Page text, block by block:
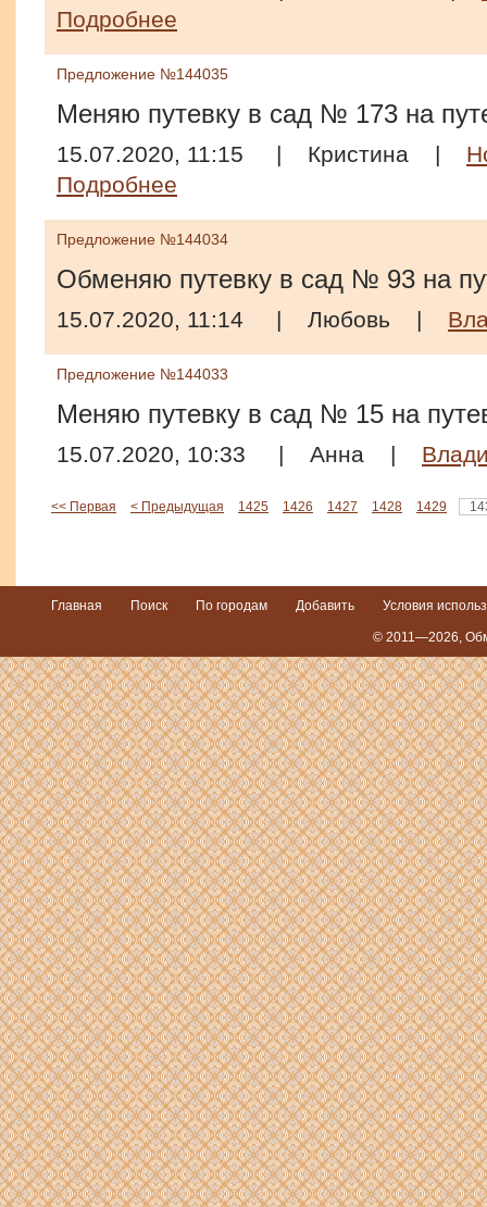
Подробнее
Предложение №144035
Меняю путевку в сад № 173 на
15.07.2020, 11:15 | Кристина |
Подробнее
Предложение №144034
Обменяю путевку в сад № 93 на
15.07.2020, 11:14 | Любовь |
Предложение №144033
Меняю путевку в сад № 15 на
15.07.2020, 10:33 | Анна |
<< Первая < Предыдущая 1425 1426 1427 1428 1429
Главная Поиск По городам Добавить Условия
© 2011—2026,